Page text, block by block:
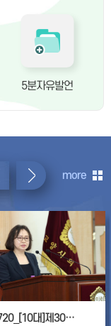
5분자유발언
more
20260720_[10대]제306회 고양특례시의회 임시회 제1차 본회의